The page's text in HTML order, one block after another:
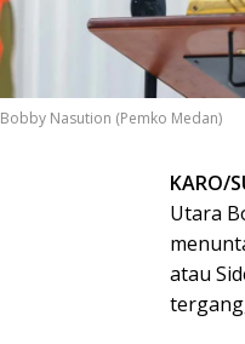
Bobby Nasution (Pemko Medan)
KARO/
Utara
atau